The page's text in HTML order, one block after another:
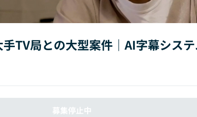
TV局との大型案件｜AI字幕シス
募集停止中